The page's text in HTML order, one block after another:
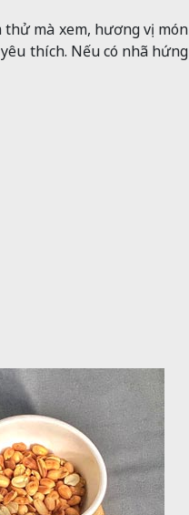
mà xem, hương vị món
thích. Nếu có nhã hứng